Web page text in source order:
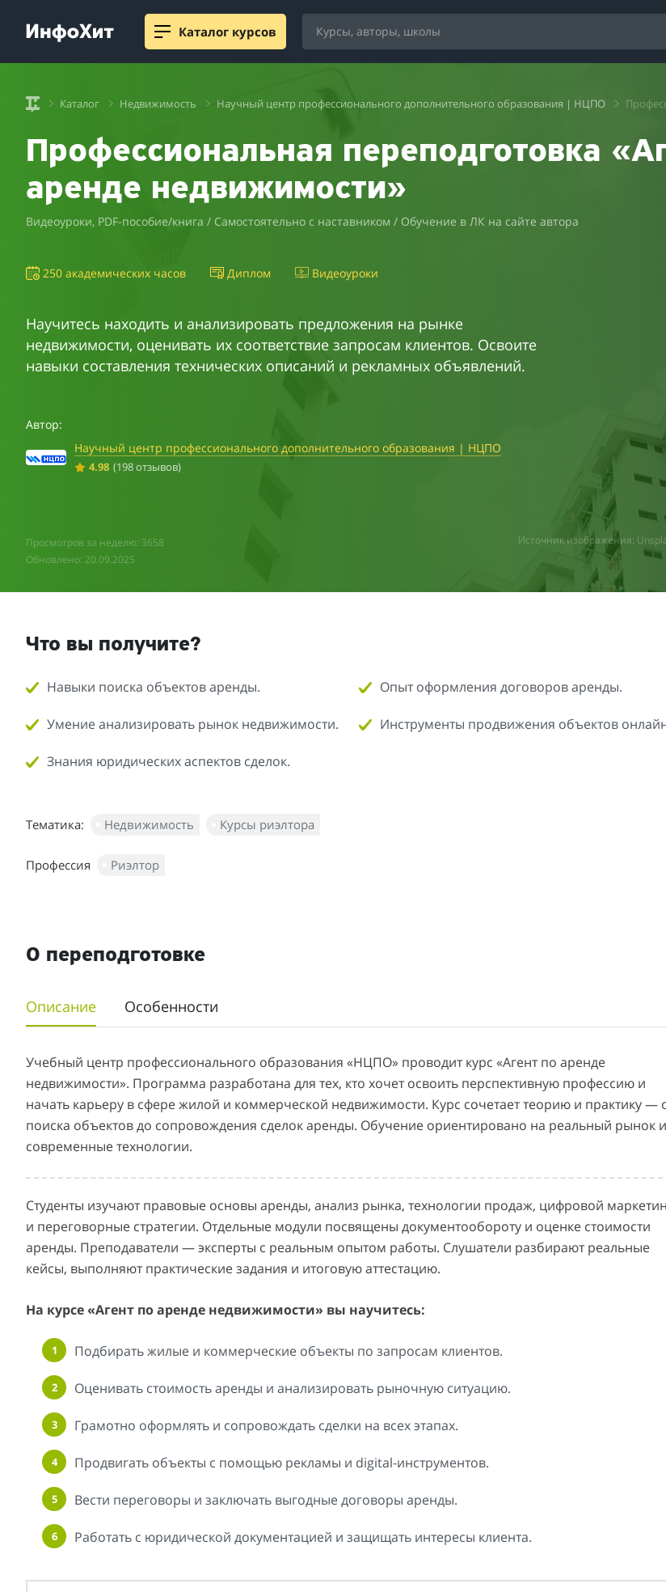
Каталог курсов
Каталог Недвижимость Научный центр профессионального дополнительного образования | НЦПО
Профессиональная переподготовка
аренде недвижимости»
Видеоуроки, PDF-пособие/книга / Самостоятельно с наставником / Обучение в ЛК на сайте автора
250 академических часов Диплом Видеоуроки
Научитесь находить и анализировать предложения на рынке
недвижимости, оценивать их соответствие запросам клиентов. Освоите
навыки составления технических описаний и рекламных объявлений.
Автор:
Научный центр профессионального дополнительного образования | НЦПО
4.98 (198 отзывов)
Просмотров за неделю: 3658
Обновлено: 20.09.2025
Источник изображения:
Что вы получите?
Навыки поиска объектов аренды.
Умение анализировать рынок недвижимости.
Знания юридических аспектов сделок.
Опыт оформления договоров аренды.
Инструменты продвижения объектов
Тематика: Недвижимость Курсы риэлтора
Профессия Риэлтор
О переподготовке
Описание Особенности
Учебный центр профессионального образования «НЦПО» проводит курс «Агент по аренде
недвижимости». Программа разработана для тех, кто хочет освоить перспективную профессию и
начать карьеру в сфере жилой и коммерческой недвижимости. Курс сочетает теорию и практику —
поиска объектов до сопровождения сделок аренды. Обучение ориентировано на реальный рынок и
современные технологии.
Студенты изучают правовые основы аренды, анализ рынка, технологии продаж, цифровой
и переговорные стратегии. Отдельные модули посвящены документообороту и оценке стоимости
аренды. Преподаватели — эксперты с реальным опытом работы. Слушатели разбирают реальные
кейсы, выполняют практические задания и итоговую аттестацию.
На курсе «Агент по аренде недвижимости» вы научитесь:
Подбирать жилые и коммерческие объекты по запросам клиентов.
Оценивать стоимость аренды и анализировать рыночную ситуацию.
Грамотно оформлять и сопровождать сделки на всех этапах.
Продвигать объекты с помощью рекламы и digital-инструментов.
Вести переговоры и заключать выгодные договоры аренды.
Работать с юридической документацией и защищать интересы клиента.